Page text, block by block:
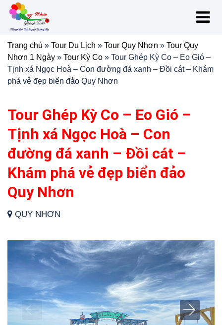
Trang chủ » Tour Du Lịch » Tour Quy Nhơn » Tour Quy
Nhơn 1 Ngày » Tour Kỳ Co » Tour Ghép Kỳ Co – Eo Gió –
Tịnh xá Ngọc Hoà – Con đường đá xanh – Đồi cát – Khám
phá vẻ đẹp biển đảo Quy Nhơn
Tour Ghép Kỳ Co – Eo Gió –
Tịnh xá Ngọc Hoà – Con
đường đá xanh – Đồi cát –
Khám phá vẻ đẹp biển đảo
Quy Nhơn
QUY NHƠN